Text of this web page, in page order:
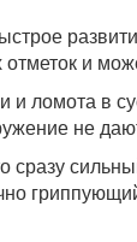
и
ломота в
не
сразу